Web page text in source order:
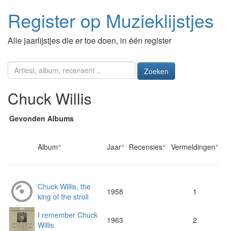
Register op Muzieklijstjes
Alle jaarlijstjes die er toe doen, in één register
Zoeken
Chuck Willis
Gevonden Albums
Album^ Jaar^ Recensies^ Vermeldingen^
Chuck Willis, the
king of the stroll
1958 1
I remember Chuck
Willis
1963 2